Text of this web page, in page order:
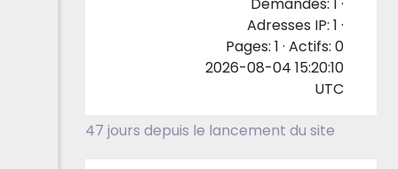
Demandes: 1 ·
Adresses IP: 1 ·
Pages: 1 · Actifs: 0
2026-08-04 15:20:10
UTC
47 jours depuis le lancement du site